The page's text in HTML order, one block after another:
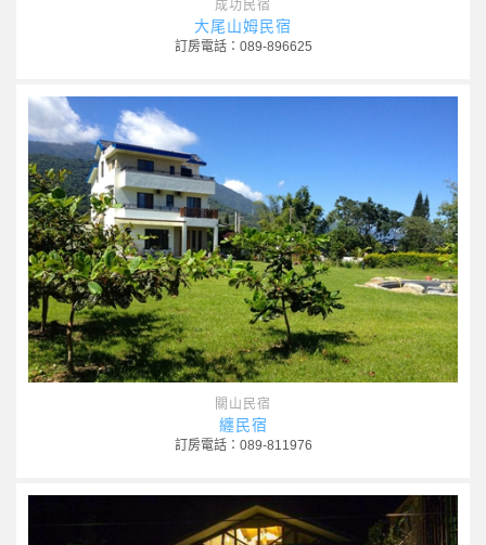
成功民宿
大尾山姆民宿
訂房電話：089-896625
關山民宿
纏民宿
訂房電話：089-811976